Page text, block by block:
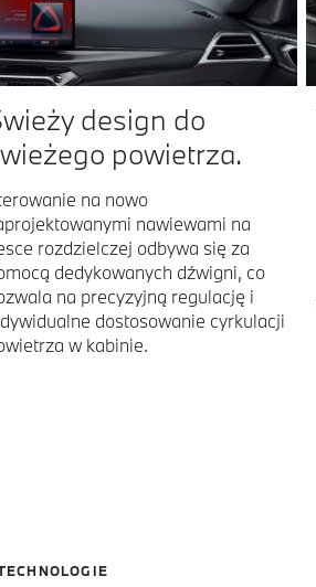
design do
powietrza.
na nowo
nawiewami na
rozdzielczej odbywa się za
dedykowanych dźwigni, co
na precyzyjną regulację i
dostosowanie cyrkulacji
w kabinie.